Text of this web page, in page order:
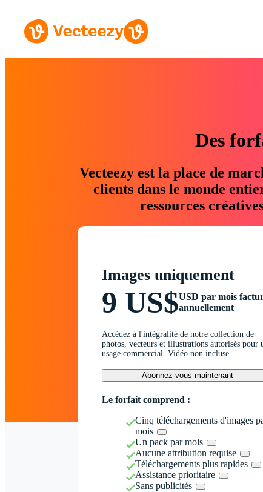
Des
Vecteezy est la place de
clients dans le monde
ressources
Images uniquement
9 US$USD par mois
annuellement
Accédez à l'intégralité de notre collection de
photos, vecteurs et illustrations autorisés pour
usage commercial. Vidéo non incluse.
Abonnez-vous maintenant
Le forfait comprend :
Cinq téléchargements d'images
mois
Un pack par mois
Aucune attribution requise
Téléchargements plus rapides
Assistance prioritaire
Sans publicités